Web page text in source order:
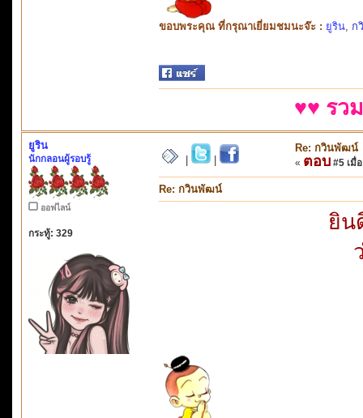
ขอบพระคุณ ที่กรุณาเยี่ยมชมนะจ๊ะ : ยูริน ก
♥♥ รว
ยูริน
นักกลอนผู้รอบรู้
ออฟไลน์
กระทู้: 329
Re: กวินพัฒน์
« ตอบ #5 เมื่
Re: กวินพัฒน์
ยิน